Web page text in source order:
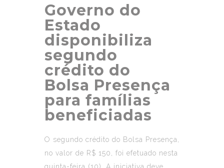
Governo do
Estado
disponibiliza
segundo
crédito do
Bolsa Presença
para famílias
beneficiadas
O segundo crédito do Bolsa Presença,
no valor de R$ 150, foi efetuado nesta
quinta-feira (10). A iniciativa deve